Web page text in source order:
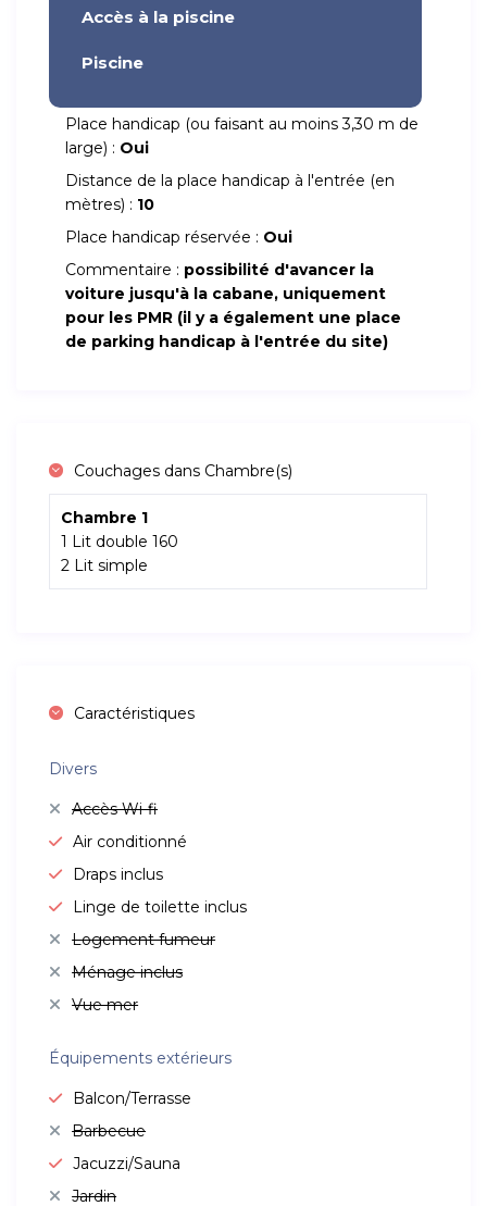
Accès à la piscine
Piscine
Place handicap (ou faisant au moins 3,30 m de
large) : Oui
Distance de la place handicap à l'entrée (en
mètres) : 10
Place handicap réservée : Oui
Commentaire : possibilité d'avancer la
voiture jusqu'à la cabane, uniquement
pour les PMR (il y a également une place
de parking handicap à l'entrée du site)
Couchages dans Chambre(s)
Chambre 1
1 Lit double 160
2 Lit simple
Caractéristiques
Divers
Accès Wi-fi
Air conditionné
Draps inclus
Linge de toilette inclus
Logement fumeur
Ménage inclus
Vue mer
Équipements extérieurs
Balcon/Terrasse
Barbecue
Jacuzzi/Sauna
Jardin